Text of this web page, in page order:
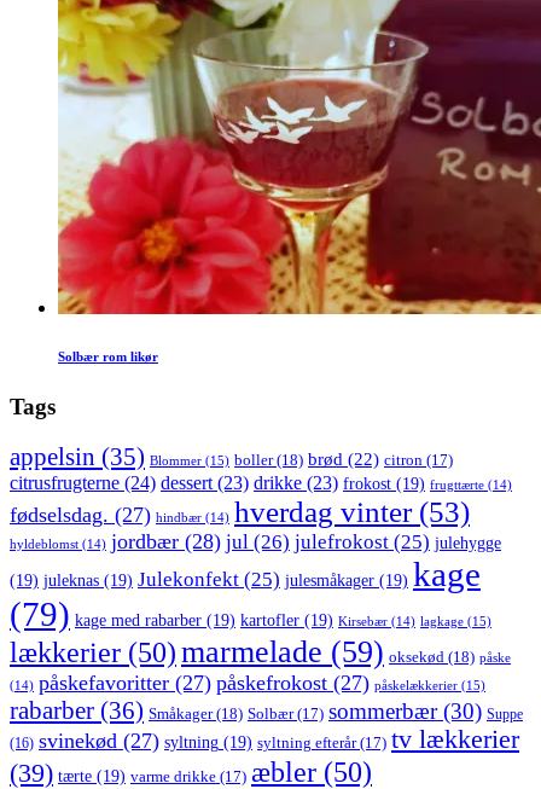
Solbær rom likør
Tags
appelsin (35) Blommer (15) boller(18) brød (22) citron (17)
citrusfrugterne (24) dessert (23) drikke (23) frokost (19) frugttærte (14)
fødselsdag. (27) hindbær (14) hverdag vinter(53)
hyldeblomst (14) jordbær (28) jul (26) julefrokost (25) julehygge
(19) juleknas (19) Julekonfekt (25) julesmåkager (19) kage
(79) kage med rabarber (19) kartofler (19) Kirsebær (14) lagkage (15)
lækkerier (50)marmelade (59) oksekød (18) påske
(14) påskefavoritter (27) påskefrokost (27) påskelækkerier (15)
rabarber (36) Småkager(18) Solbær(17) sommerbær(30) Suppe
(16) svinekød (27) syltning (19) syltning efterår(17) tv lækkerier
(39) tærte (19) varme drikke (17) æbler (50)